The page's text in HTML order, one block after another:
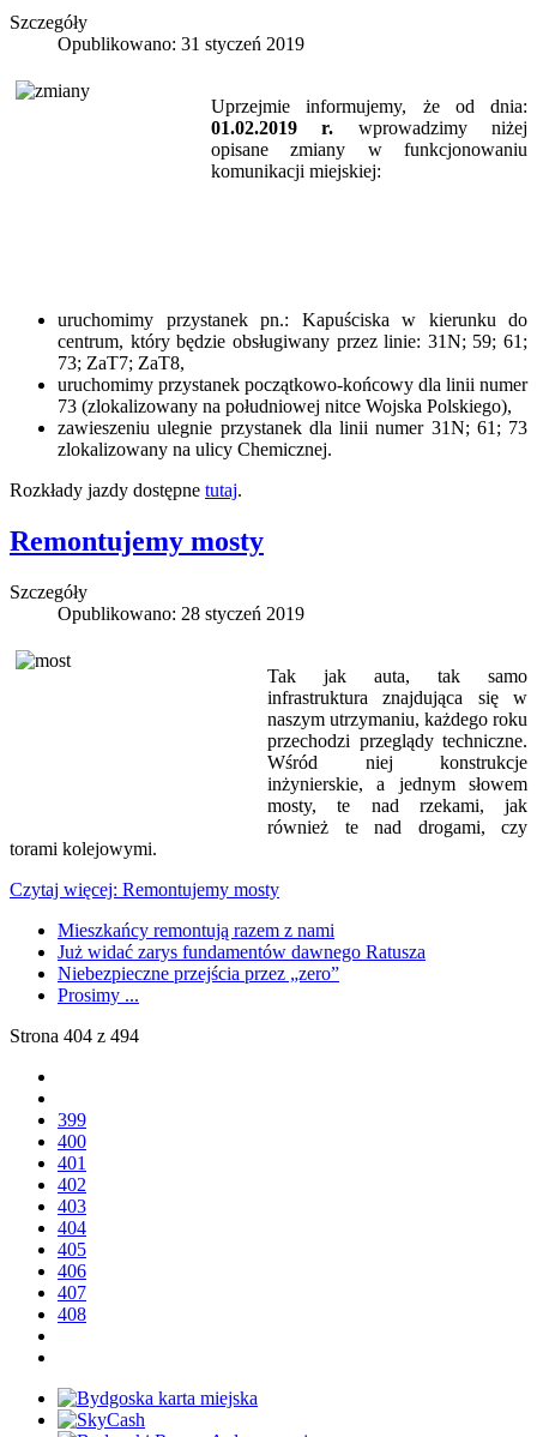
Szczegóły
Opublikowano: 31 styczeń 2019
Uprzejmie informujemy, że od dnia:
01.02.2019 r. wprowadzimy niżej
opisane zmiany w funkcjonowaniu
komunikacji miejskiej:
uruchomimy przystanek pn.: Kapuściska w kierunku do
centrum, który będzie obsługiwany przez linie: 31N; 59; 61;
73; ZaT7; ZaT8,
uruchomimy przystanek początkowo-końcowy dla linii numer
73 (zlokalizowany na południowej nitce Wojska Polskiego),
zawieszeniu ulegnie przystanek dla linii numer 31N; 61; 73
zlokalizowany na ulicy Chemicznej.
Rozkłady jazdy dostępne tutaj.
Remontujemy mosty
Szczegóły
Opublikowano: 28 styczeń 2019
Tak jak auta, tak samo
infrastruktura znajdująca się w
naszym utrzymaniu, każdego roku
przechodzi przeglądy techniczne.
Wśród niej konstrukcje
inżynierskie, a jednym słowem
mosty, te nad rzekami, jak
również te nad drogami, czy
torami kolejowymi.
Czytaj więcej: Remontujemy mosty
Mieszkańcy remontują razem z nami
Już widać zarys fundamentów dawnego Ratusza
Niebezpieczne przejścia przez „zero”
Prosimy ...
Strona 404 z 494
399
400
401
402
403
404
405
406
407
408